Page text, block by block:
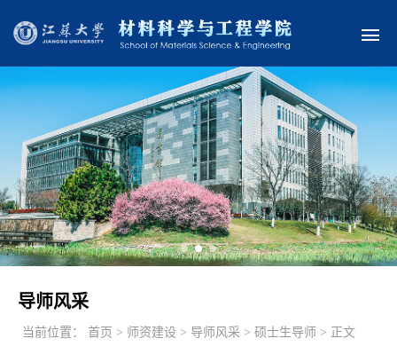
导师风采
当前位置： 首页 > 师资建设 > 导师风采 > 硕士生导师 > 正文